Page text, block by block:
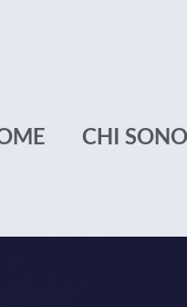
CHI SONO